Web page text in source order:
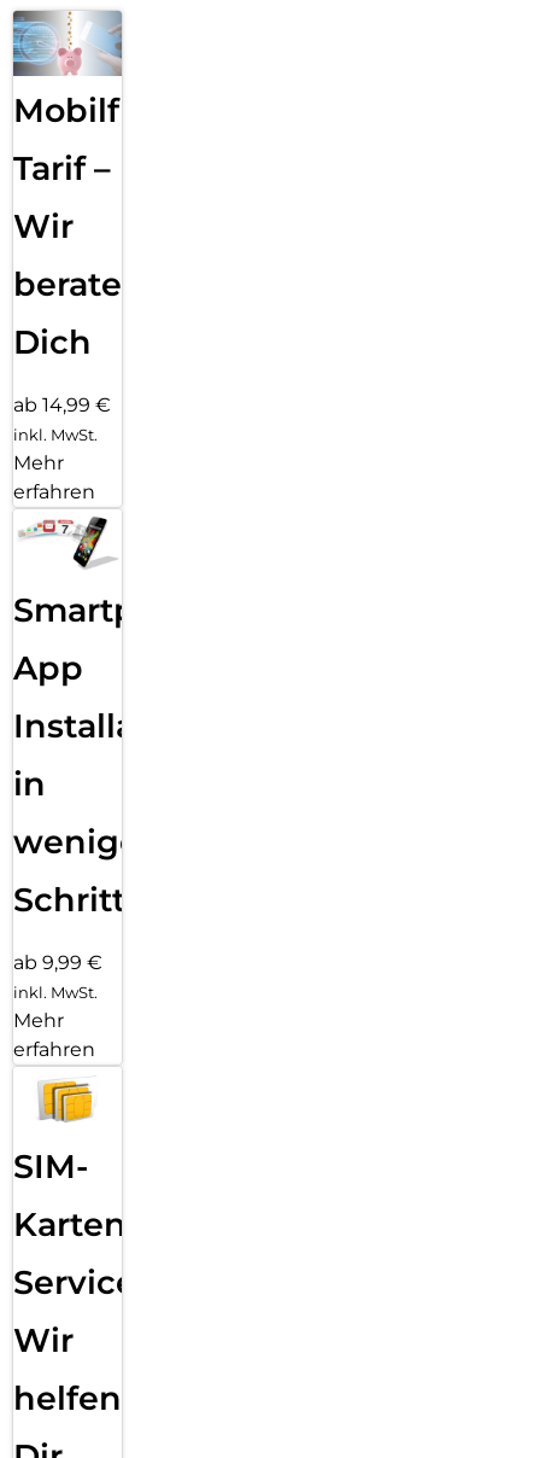
Mobilfunk
Tarif –
Wir
beraten
Dich
ab 14,99 €
inkl. MwSt.
Mehr
erfahren
Smartphone
App
Installation
in
wenigen
Schritten
ab 9,99 €
inkl. MwSt.
Mehr
erfahren
SIM-
Karten
Service:
Wir
helfen